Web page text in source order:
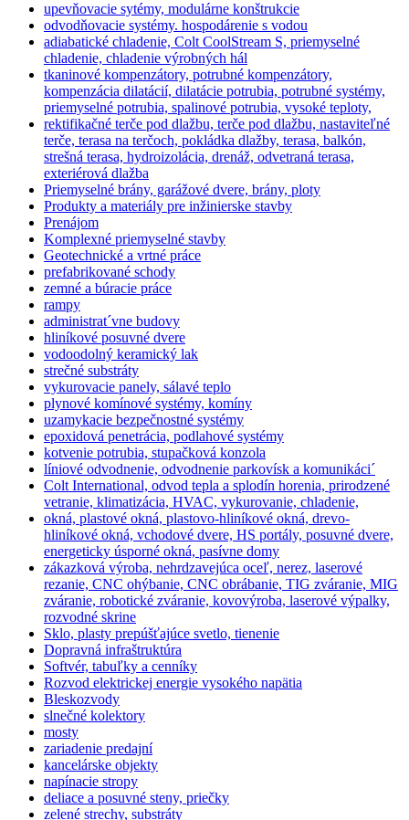
upevňovacie sytémy, modulárne konštrukcie
odvodňovacie systémy. hospodárenie s vodou
adiabatické chladenie, Colt CoolStream S, priemyselné
chladenie, chladenie výrobných hál
tkaninové kompenzátory, potrubné kompenzátory,
kompenzácia dilatácií, dilatácie potrubia, potrubné systémy,
priemyselné potrubia, spalinové potrubia, vysoké teploty,
rektifikačné terče pod dlažbu, terče pod dlažbu, nastaviteľné
terče, terasa na terčoch, pokládka dlažby, terasa, balkón,
strešná terasa, hydroizolácia, drenáž, odvetraná terasa,
exteriérová dlažba
Priemyselné brány, garážové dvere, brány, ploty
Produkty a materiály pre inžinierske stavby
Prenájom
Komplexné priemyselné stavby
Geotechnické a vrtné práce
prefabrikované schody
zemné a búracie práce
rampy
administrat´vne budovy
hliníkové posuvné dvere
vodoodolný keramický lak
strečné substráty
vykurovacie panely, sálavé teplo
plynové komínové systémy, komíny
uzamykacie bezpečnostné systémy
epoxidová penetrácia, podlahové systémy
kotvenie potrubia, stupačková konzola
líniové odvodnenie, odvodnenie parkovísk a komunikáci´
Colt International, odvod tepla a splodín horenia, prirodzené
vetranie, klimatizácia, HVAC, vykurovanie, chladenie,
okná, plastové okná, plastovo-hliníkové okná, drevo-
hliníkové okná, vchodové dvere, HS portály, posuvné dvere,
energeticky úsporné okná, pasívne domy
zákazková výroba, nehrdzavejúca oceľ, nerez, laserové
rezanie, CNC ohýbanie, CNC obrábanie, TIG zváranie, MIG
zváranie, robotické zváranie, kovovýroba, laserové výpalky,
rozvodné skrine
Sklo, plasty prepúšťajúce svetlo, tienenie
Dopravná infraštruktúra
Softvér, tabuľky a cenníky
Rozvod elektrickej energie vysokého napätia
Bleskozvody
slnečné kolektory
mosty
zariadenie predajní
kancelárske objekty
napínacie stropy
deliace a posuvné steny, priečky
zelené strechy, substráty